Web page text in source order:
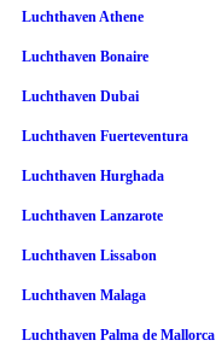
Luchthaven Athene
Luchthaven Bonaire
Luchthaven Dubai
Luchthaven Fuerteventura
Luchthaven Hurghada
Luchthaven Lanzarote
Luchthaven Lissabon
Luchthaven Malaga
Luchthaven Palma de Mallorca